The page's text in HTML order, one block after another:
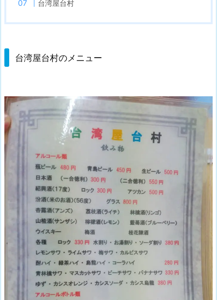
台湾屋台村
台湾屋台村のメニュー